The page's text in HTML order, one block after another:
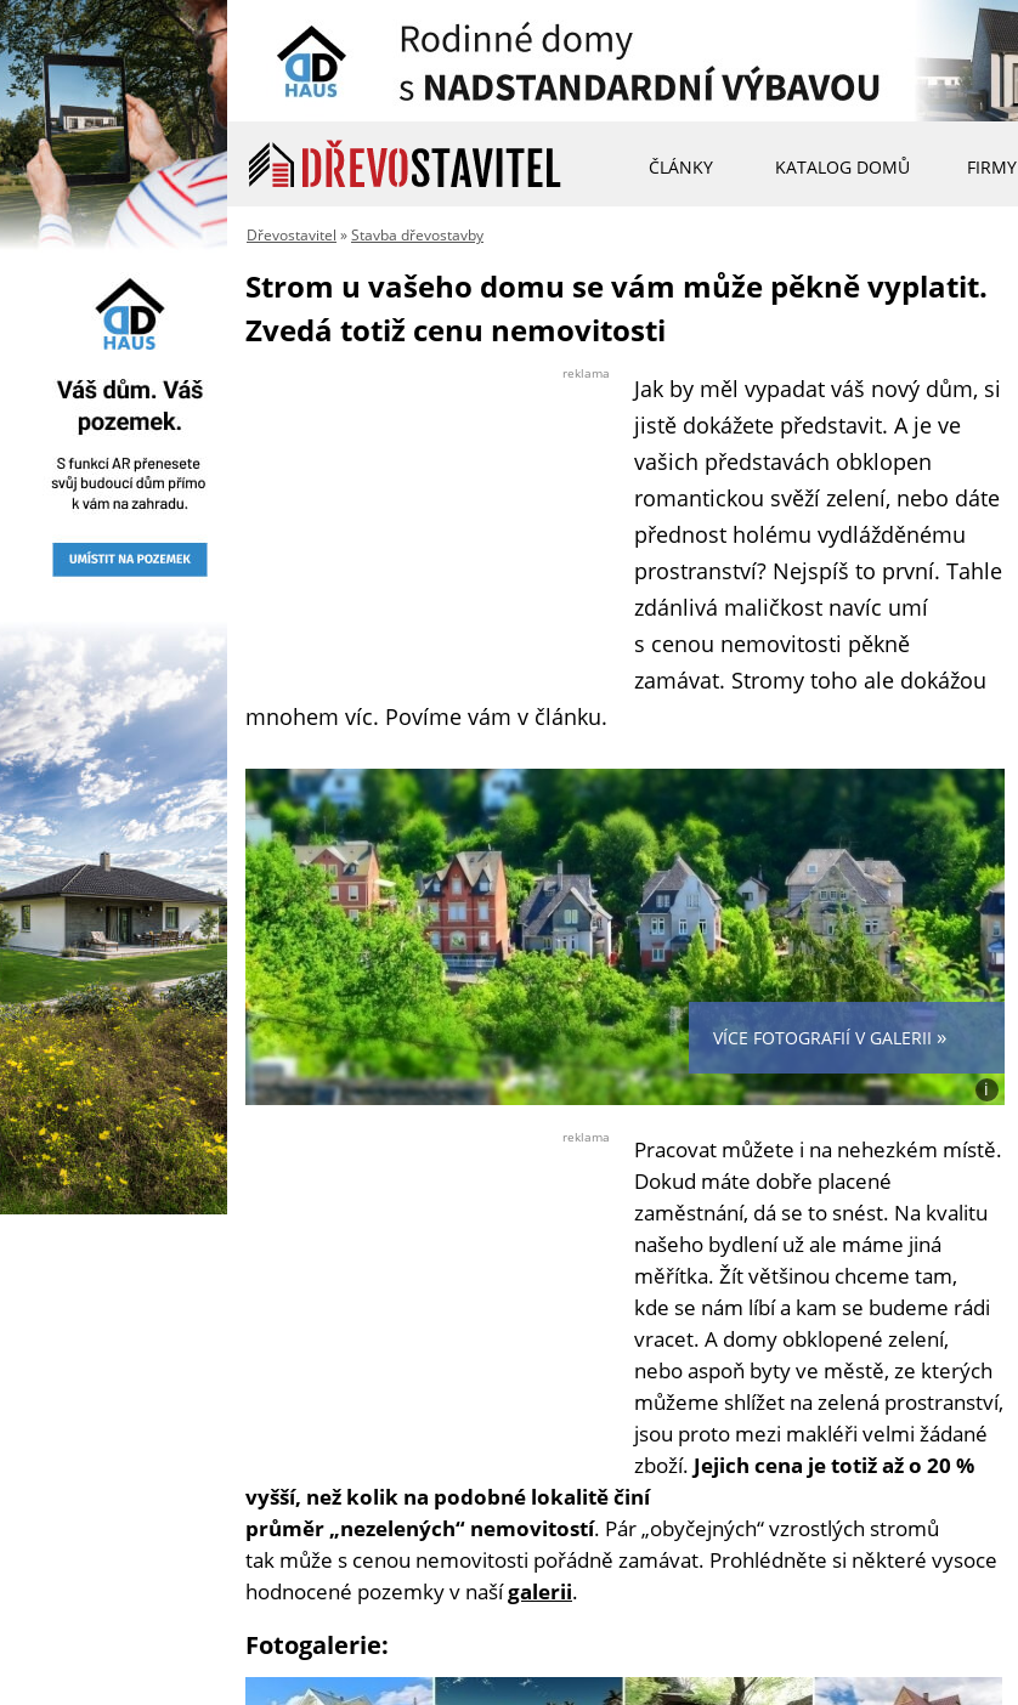
ČLÁNKY KATALOG DOMŮ FIRMY
Dřevostavitel »Stavba dřevostavby
Strom u vašeho domu se vám může pěkně vyplatit.
Zvedá totiž cenu nemovitosti
reklama
Jak by měl vypadat váš nový dům, si
jistě dokážete představit. A je ve
vašich představách obklopen
romantickou svěží zelení, nebo dáte
přednost holému vydlážděnému
prostranství? Nejspíš to první. Tahle
zdánlivá maličkost navíc umí
s cenou nemovitosti pěkně
zamávat. Stromy toho ale dokážou
mnohem víc. Povíme vám v článku.
VÍCE FOTOGRAFIÍ V GALERII »
i
Foto:
reklama
Pracovat můžete i na nehezkém místě.
Dokud máte dobře placené
zaměstnání, dá se to snést. Na kvalitu
našeho bydlení už ale máme jiná
měřítka. Žít většinou chceme tam,
kde se nám líbí a kam se budeme rádi
vracet. A domy obklopené zelení,
nebo aspoň byty ve městě, ze kterých
můžeme shlížet na zelená prostranství,
jsou proto mezi makléři velmi žádané
zboží. Jejich cena je totiž až o 20 %
vyšší, než kolik na podobné lokalitě činí
průměr „nezelených“ nemovitostí. Pár „obyčejných“ vzrostlých stromů
tak může s cenou nemovitosti pořádně zamávat. Prohlédněte si některé vysoce
hodnocené pozemky v našígalerii.
Fotogalerie: